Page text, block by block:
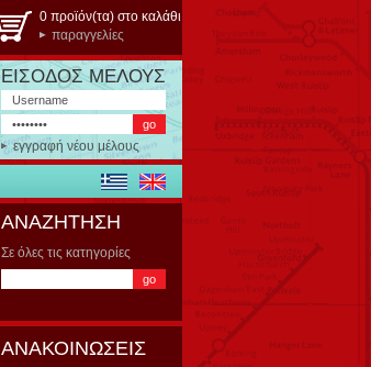
0 προϊόν(τα) στο καλάθι
παραγγελίες
ΕΙΣΟΔΟΣ ΜΕΛΟΥΣ
εγγραφή νέου μέλους
ΑΝΑΖΗΤΗΣΗ
Σε όλες τις κατηγορίες
ΑΝΑΚΟΙΝΩΣΕΙΣ